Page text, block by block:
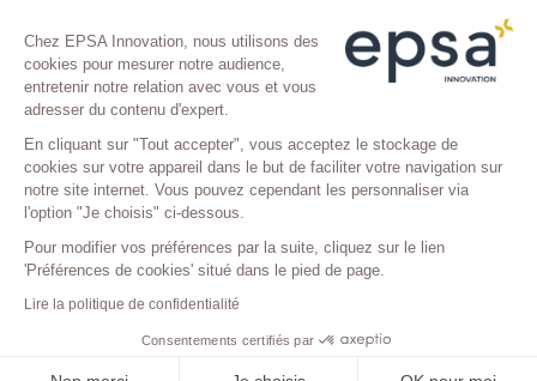
Chez EPSA Innovation, nous utilisons des
cookies pour mesurer notre audience,
entretenir notre relation avec vous et vous
adresser du contenu d'expert.
En cliquant sur "Tout accepter", vous acceptez le stockage de
cookies sur votre appareil dans le but de faciliter votre navigation sur
notre site internet. Vous pouvez cependant les personnaliser via
l'option "Je choisis" ci-dessous.
Pour modifier vos préférences par la suite, cliquez sur le lien
'Préférences de cookies' situé dans le pied de page.
Lire la politique de confidentialité
Consentements certifiés par